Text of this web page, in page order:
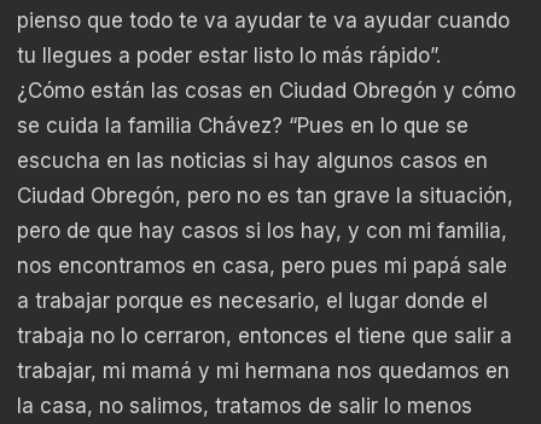
pienso que todo te va ayudar te va ayudar cuando
tu llegues a poder estar listo lo más rápido”.
¿Cómo están las cosas en Ciudad Obregón y cómo
se cuida la familia Chávez? “Pues en lo que se
escucha en las noticias si hay algunos casos en
Ciudad Obregón, pero no es tan grave la situación,
pero de que hay casos si los hay, y con mi familia,
nos encontramos en casa, pero pues mi papá sale
a trabajar porque es necesario, el lugar donde el
trabaja no lo cerraron, entonces el tiene que salir a
trabajar, mi mamá y mi hermana nos quedamos en
la casa, no salimos, tratamos de salir lo menos